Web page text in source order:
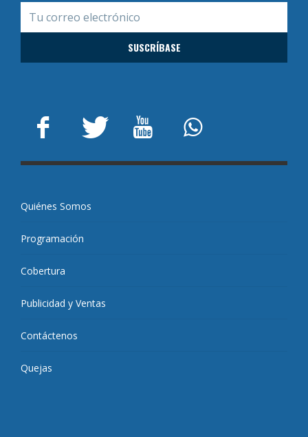
Quiénes Somos
Programación
Cobertura
Publicidad y Ventas
Contáctenos
Quejas